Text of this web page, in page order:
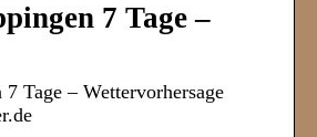
7 Tage –
Tage – Wettervorhersage